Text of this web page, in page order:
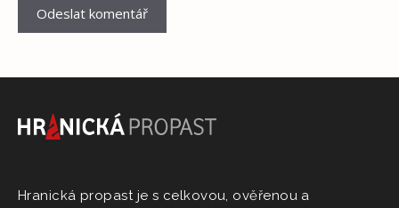
Hranická propast je s celkovou, ověřenou a